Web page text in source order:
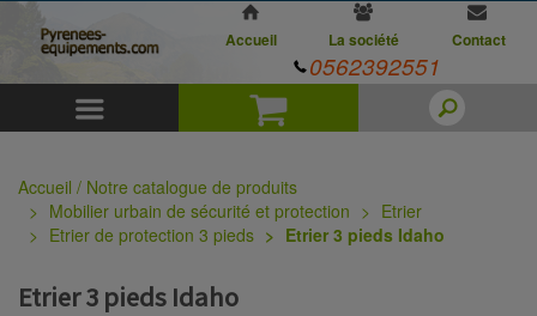
Panier
Accueil La société Contact
0562392551
Accueil / Notre catalogue de produits
Mobilier urbain de sécurité et protection
Etrier
Etrier de protection 3 pieds
Etrier 3 pieds Idaho
Etrier 3 pieds Idaho